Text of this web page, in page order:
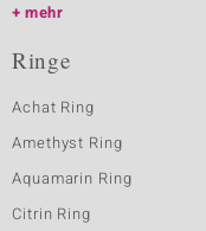
mehr
Ringe
Achat Ring
Amethyst Ring
Aquamarin Ring
Citrin Ring